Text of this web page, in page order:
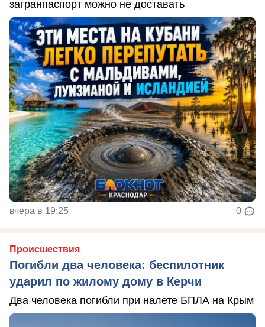
загранпаспорт можно не доставать
вчера в 19:25 0
Происшествия
Погибли два человека: беспилотник
ударил по жилому дому в Керчи
Два человека погибли при налете БПЛА на Крым